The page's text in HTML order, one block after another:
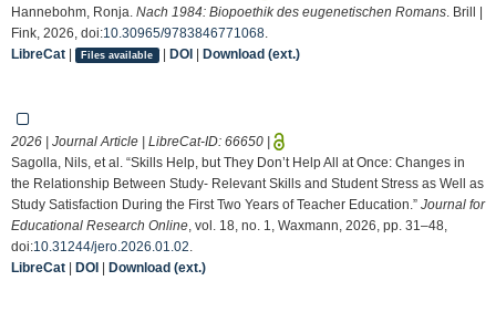
Hannebohm, Ronja. Nach 1984: Biopoethik des eugenetischen Romans . Brill |
Fink, 2026, doi:10.30965/9783846771068
LibreCat | Files available | DOI| Download (ext.)
2026 | Journal Article | LibreCat-ID: 66650 |
Sagolla, Nils, et al. “Skills Help, but They Don’t Help All at Once: Changes in
the Relationship Between Study- Relevant Skills and Student Stress as Well as
Study Satisfaction During the First Two Years of Teacher Education.” Journal for
Educational Research Online , vol. 18, no. 1, Waxmann, 2026, pp. 31–48,
doi:10.31244/jero.2026.01.02
LibreCat | DOI | Download (ext.)